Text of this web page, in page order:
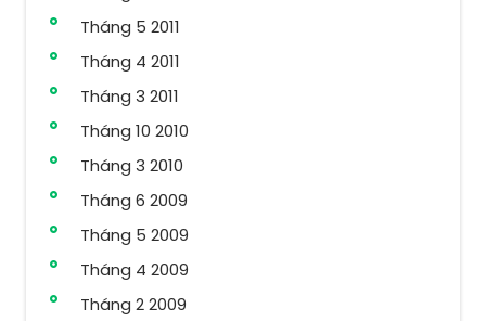
Tháng 5 2011
Tháng 4 2011
Tháng 3 2011
Tháng 10 2010
Tháng 3 2010
Tháng 6 2009
Tháng 5 2009
Tháng 4 2009
Tháng 2 2009